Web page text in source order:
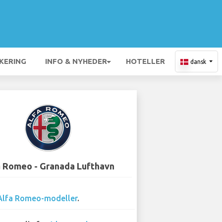
INFO & NYHEDER HOTELLER dansk
- Granada Lufthavn
Romeo-modeller.